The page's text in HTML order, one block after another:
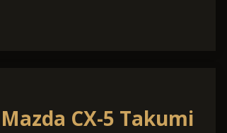
Mazda CX-5 Takumi